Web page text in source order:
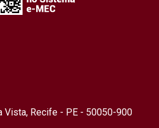
Vista, Recife - PE - 50050-900